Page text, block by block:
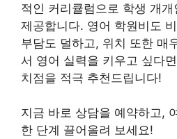
적인 커리큘럼으로 학생 개
제공합니다. 영어 학원비도
부담도 덜하고, 위치 또한 매
서 영어 실력을 키우고 싶다
치점을 적극 추천드립니다!
지금 바로 상담을 예약하고,
한 단계 끌어올려 보세요!